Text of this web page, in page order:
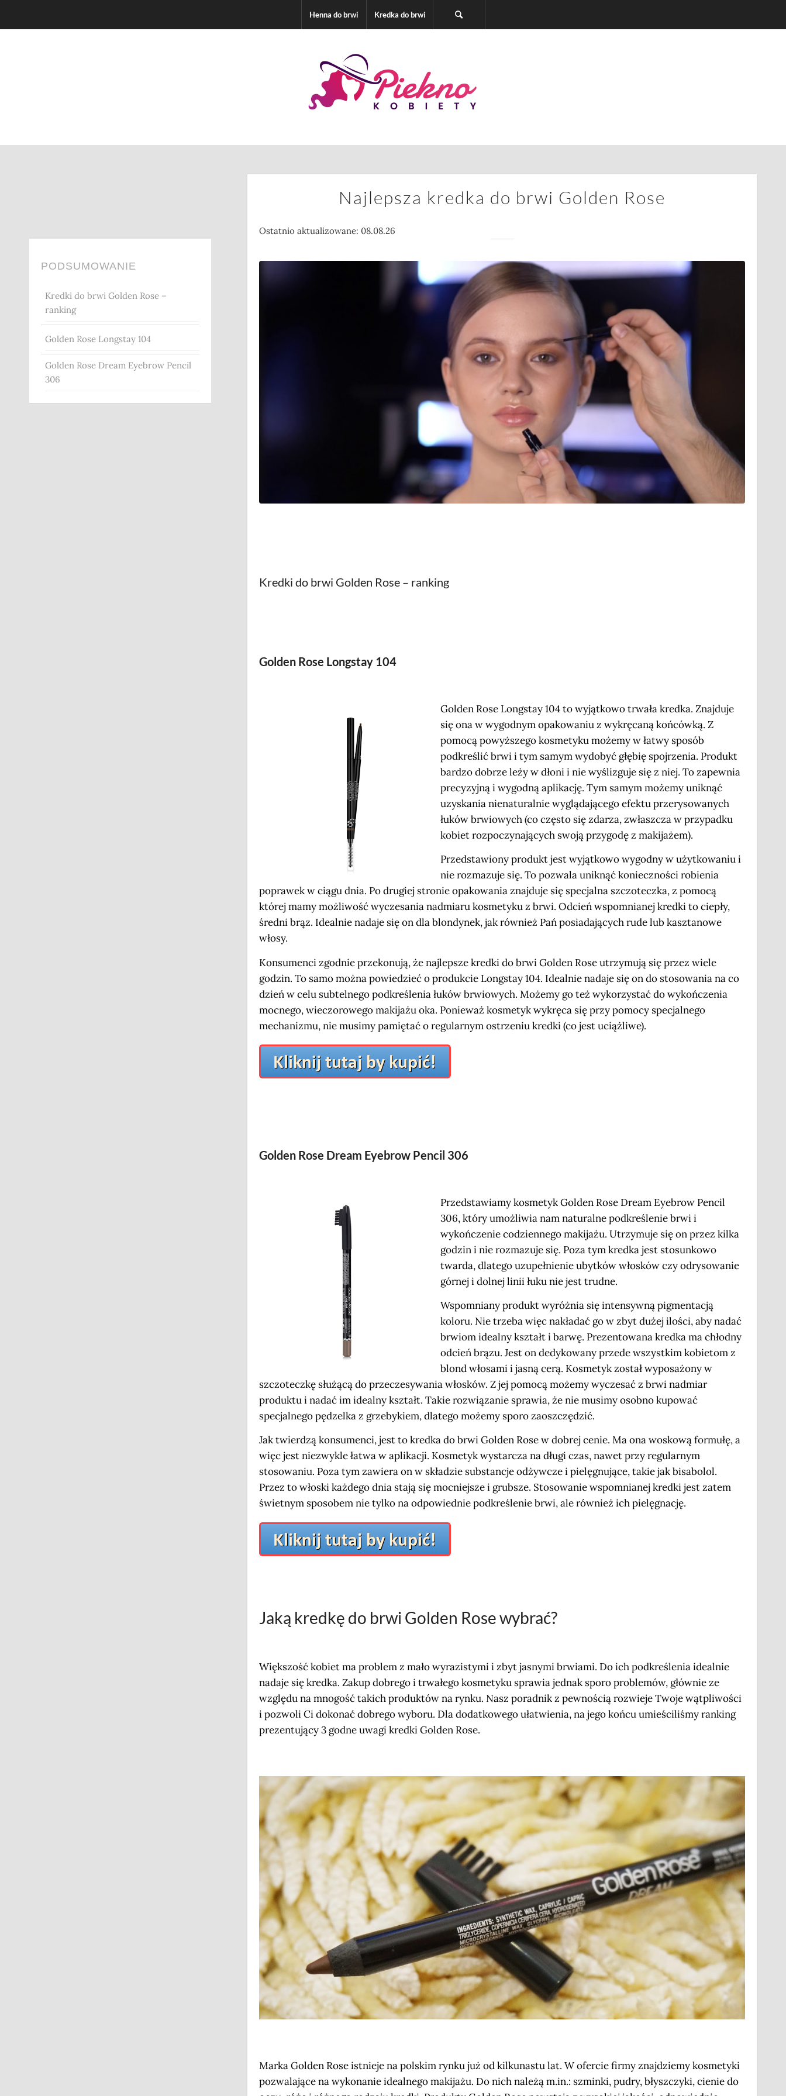
Henna do brwi Kredka do brwi
PODSUMOWANIE
Kredki do brwi Golden Rose –
ranking
Golden Rose Longstay 104
Golden Rose Dream Eyebrow Pencil
306
Najlepsza kredka do brwi Golden Rose
Ostatnio aktualizowane: 08.08.26
Kredki do brwi Golden Rose – ranking
Golden Rose Longstay 104
Golden Rose Longstay 104 to wyjątkowo trwała kredka. Znajduje
się ona w wygodnym opakowaniu z wykręcaną końcówką. Z
pomocą powyższego kosmetyku możemy w łatwy sposób
podkreślić brwi i tym samym wydobyć głębię spojrzenia. Produkt
bardzo dobrze leży w dłoni i nie wyślizguje się z niej. To zapewnia
precyzyjną i wygodną aplikację. Tym samym możemy uniknąć
uzyskania nienaturalnie wyglądającego efektu przerysowanych
łuków brwiowych (co często się zdarza, zwłaszcza w przypadku
kobiet rozpoczynających swoją przygodę z makijażem).
Przedstawiony produkt jest wyjątkowo wygodny w użytkowaniu i
nie rozmazuje się. To pozwala uniknąć konieczności robienia
poprawek w ciągu dnia. Po drugiej stronie opakowania znajduje się specjalna szczoteczka, z pomocą
której mamy możliwość wyczesania nadmiaru kosmetyku z brwi. Odcień wspomnianej kredki to ciepły,
średni brąz. Idealnie nadaje się on dla blondynek, jak również Pań posiadających rude lub kasztanowe
włosy.
Konsumenci zgodnie przekonują, że najlepsze kredki do brwi Golden Rose utrzymują się przez wiele
godzin. To samo można powiedzieć o produkcie Longstay 104. Idealnie nadaje się on do stosowania na co
dzień w celu subtelnego podkreślenia łuków brwiowych. Możemy go też wykorzystać do wykończenia
mocnego, wieczorowego makijażu oka. Ponieważ kosmetyk wykręca się przy pomocy specjalnego
mechanizmu, nie musimy pamiętać o regularnym ostrzeniu kredki (co jest uciążliwe).
Golden Rose Dream Eyebrow Pencil 306
Przedstawiamy kosmetyk Golden Rose Dream Eyebrow Pencil
306, który umożliwia nam naturalne podkreślenie brwi i
wykończenie codziennego makijażu. Utrzymuje się on przez kilka
godzin i nie rozmazuje się. Poza tym kredka jest stosunkowo
twarda, dlatego uzupełnienie ubytków włosków czy odrysowanie
górnej i dolnej linii łuku nie jest trudne.
Wspomniany produkt wyróżnia się intensywną pigmentacją
koloru. Nie trzeba więc nakładać go w zbyt dużej ilości, aby nadać
brwiom idealny kształt i barwę. Prezentowana kredka ma chłodny
odcień brązu. Jest on dedykowany przede wszystkim kobietom z
blond włosami i jasną cerą. Kosmetyk został wyposażony w
szczoteczkę służącą do przeczesywania włosków. Z jej pomocą możemy wyczesać z brwi nadmiar
produktu i nadać im idealny kształt. Takie rozwiązanie sprawia, że nie musimy osobno kupować
specjalnego pędzelka z grzebykiem, dlatego możemy sporo zaoszczędzić.
Jak twierdzą konsumenci, jest to kredka do brwi Golden Rose w dobrej cenie. Ma ona woskową formułę, a
więc jest niezwykle łatwa w aplikacji. Kosmetyk wystarcza na długi czas, nawet przy regularnym
stosowaniu. Poza tym zawiera on w składzie substancje odżywcze i pielęgnujące, takie jak bisabolol.
Przez to włoski każdego dnia stają się mocniejsze i grubsze. Stosowanie wspomnianej kredki jest zatem
świetnym sposobem nie tylko na odpowiednie podkreślenie brwi, ale również ich pielęgnację.
Jaką kredkę do brwi Golden Rose wybrać?
Większość kobiet ma problem z mało wyrazistymi i zbyt jasnymi brwiami. Do ich podkreślenia idealnie
nadaje się kredka. Zakup dobrego i trwałego kosmetyku sprawia jednak sporo problemów, głównie ze
względu na mnogość takich produktów na rynku. Nasz poradnik z pewnością rozwieje Twoje wątpliwości
i pozwoli Ci dokonać dobrego wyboru. Dla dodatkowego ułatwienia, na jego końcu umieściliśmy ranking
prezentujący 3 godne uwagi kredki Golden Rose.
Marka Golden Rose istnieje na polskim rynku już od kilkunastu lat. W ofercie firmy znajdziemy kosmetyki
pozwalające na wykonanie idealnego makijażu. Do nich należą m.in.: szminki, pudry, błyszczyki, cienie do